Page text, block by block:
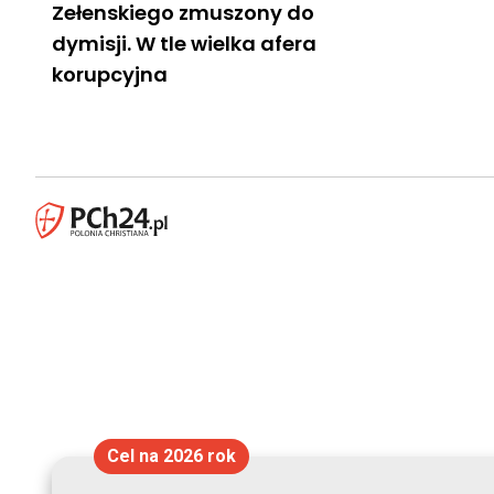
Zełenskiego zmuszony do
dymisji. W tle wielka afera
korupcyjna
Cel na 2026 rok